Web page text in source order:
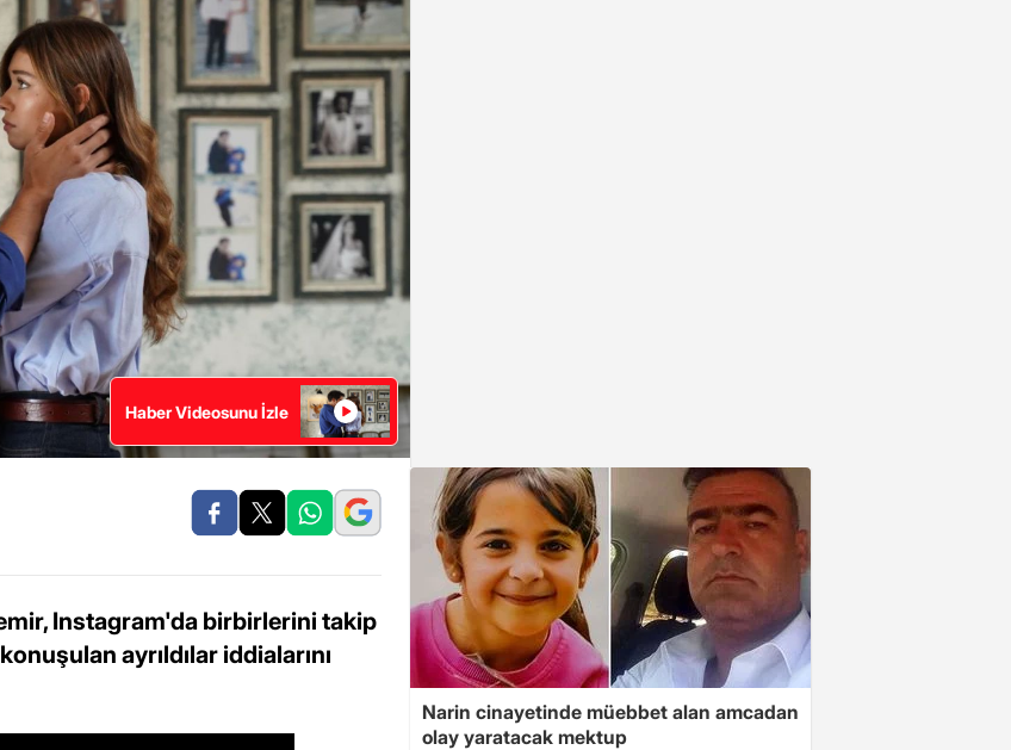
Haber Videosunu İzle
Instagram'da birbirlerini takip
ayrıldılar iddialarını
Narin cinayetinde müebbet alan amcadan
olay yaratacak mektup